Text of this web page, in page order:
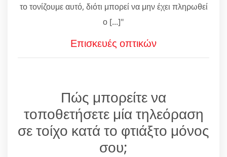
το τονίζουμε αυτό, διότι μπορεί να μην έχει πληρωθεί
ο [...]"
Επισκευές οπτικών
Πώς μπορείτε να
τοποθετήσετε μία τηλεόραση
σε τοίχο κατά το φτιάξτο μόνος
σου;